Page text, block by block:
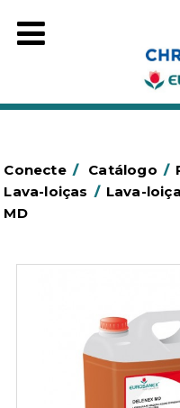
Conecte / Catálogo /
Lava-loiças / Lava-
MD